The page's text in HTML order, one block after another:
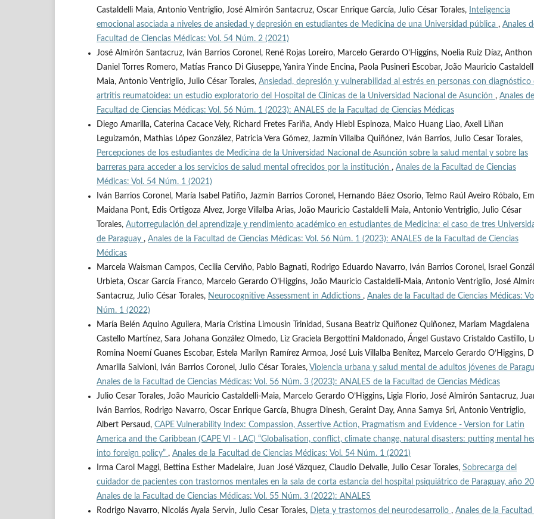
Castaldelli Maia, Antonio Ventriglio, José Almirón Santacruz, Oscar Enrique García, Julio César Torales,
Inteligencia
emocional asociada a niveles de ansiedad y depresión en estudiantes de Medicina de una Universidad pública , Anales
Facultad de Ciencias Médicas: Vol. 54 Núm. 2 (2021)
José Almirón Santacruz, Iván Barrios Coronel, René Rojas Loreiro, Marcelo Gerardo O’Higgins, Noelia Ruiz Díaz, Anthon
Daniel Torres Romero, Matías Franco Di Giuseppe, Yanira Yinde Encina, Paola Pusineri Escobar, João Mauricio
Maia, Antonio Ventriglio, Julio César Torales, Ansiedad, depresión y vulnerabilidad al estrés en personas con diagnóstico
artritis reumatoidea: un estudio exploratorio del Hospital de Clínicas de la Universidad Nacional de Asunción , Anales
Facultad de Ciencias Médicas: Vol. 56 Núm. 1 (2023): ANALES de la Facultad de Ciencias Médicas
Diego Amarilla, Caterina Cacace Vely, Richard Fretes Fariña, Andy Hiebl Espinoza, Maico Huang Liao, Axell Liñan
Leguizamón, Mathias López González, Patricia Vera Gómez, Jazmín Villalba Quiñónez, Iván Barrios, Julio Cesar Torales,
Percepciones de los estudiantes de Medicina de la Universidad Nacional de Asunción sobre la salud mental y sobre las
barreras para acceder a los servicios de salud mental ofrecidos por la institución , Anales de la Facultad de Ciencias
Médicas: Vol. 54 Núm. 1 (2021)
Iván Barrios Coronel, María Isabel Patiño, Jazmín Barrios Coronel, Hernando Báez Osorio, Telmo Raúl Aveiro Róbalo,
Maidana Pont, Edis Ortigoza Alvez, Jorge Villalba Arias, João Mauricio Castaldelli Maia, Antonio Ventriglio, Julio César
Torales, Autorregulación del aprendizaje y rendimiento académico en estudiantes de Medicina: el caso de tres
de Paraguay , Anales de la Facultad de Ciencias Médicas: Vol. 56 Núm. 1 (2023): ANALES de la Facultad de Ciencias
Médicas
Marcela Waisman Campos, Cecilia Cerviño, Pablo Bagnati, Rodrigo Eduardo Navarro, Iván Barrios Coronel, Israel
Urbieta, Oscar García Franco, Marcelo Gerardo O’Higgins, João Mauricio Castaldelli-Maia, Antonio Ventriglio, José
Santacruz, Julio César Torales, Neurocognitive Assessment in Addictions , Anales de la Facultad de Ciencias Médicas:
Núm. 1 (2022)
María Belén Aquino Aguilera, María Cristina Limousin Trinidad, Susana Beatriz Quiñonez Quiñonez, Mariam Magdalena
Castello Martínez, Sara Johana González Olmedo, Liz Graciela Bergottini Maldonado, Ángel Gustavo Cristaldo Castillo,
Romina Noemí Guanes Escobar, Estela Marilyn Ramírez Armoa, José Luis Villalba Benítez, Marcelo Gerardo O’Higgins,
Amarilla Salvioni, Iván Barrios Coronel, Julio César Torales, Violencia urbana y salud mental de adultos jóvenes de
Anales de la Facultad de Ciencias Médicas: Vol. 56 Núm. 3 (2023): ANALES de la Facultad de Ciencias Médicas
Julio Cesar Torales, João Mauricio Castaldelli-Maia, Marcelo Gerardo O’Higgins, Ligia Florio, José Almirón Santacruz,
Iván Barrios, Rodrigo Navarro, Oscar Enrique García, Bhugra Dinesh, Geraint Day, Anna Samya Sri, Antonio Ventriglio,
Albert Persaud, CAPE Vulnerability Index: Compassion, Assertive Action, Pragmatism and Evidence - Version for Latin
America and the Caribbean (CAPE VI - LAC) “Globalisation, conflict, climate change, natural disasters: putting mental
into foreign policy” , Anales de la Facultad de Ciencias Médicas: Vol. 54 Núm. 1 (2021)
Irma Carol Maggi, Bettina Esther Madelaire, Juan José Vázquez, Claudio Delvalle, Julio Cesar Torales, Sobrecarga del
cuidador de pacientes con trastornos mentales en la sala de corta estancia del hospital psiquiátrico de Paraguay, año
Anales de la Facultad de Ciencias Médicas: Vol. 55 Núm. 3 (2022): ANALES
Rodrigo Navarro, Nicolás Ayala Servín, Julio Cesar Torales, Dieta y trastornos del neurodesarrollo , Anales de la Facultad